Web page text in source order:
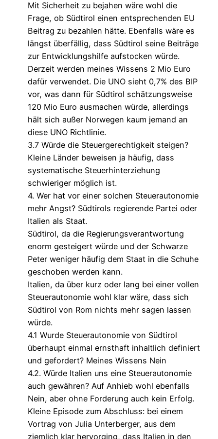
Mit Sicherheit zu bejahen wäre wohl die
Frage, ob Südtirol einen entsprechenden EU
Beitrag zu bezahlen hätte. Ebenfalls wäre es
längst überfällig, dass Südtirol seine Beiträge
zur Entwicklungshilfe aufstocken würde.
Derzeit werden meines Wissens 2 Mio Euro
dafür verwendet. Die UNO sieht 0,7% des BIP
vor, was dann für Südtirol schätzungsweise
120 Mio Euro ausmachen würde, allerdings
hält sich außer Norwegen kaum jemand an
diese UNO Richtlinie.
3.7 Würde die Steuergerechtigkeit steigen?
Kleine Länder beweisen ja häufig, dass
systematische Steuerhinterziehung
schwieriger möglich ist.
4. Wer hat vor einer solchen Steuerautonomie
mehr Angst? Südtirols regierende Partei oder
Italien als Staat.
Südtirol, da die Regierungsverantwortung
enorm gesteigert würde und der Schwarze
Peter weniger häufig dem Staat in die Schuhe
geschoben werden kann.
Italien, da über kurz oder lang bei einer vollen
Steuerautonomie wohl klar wäre, dass sich
Südtirol von Rom nichts mehr sagen lassen
würde.
4.1 Wurde Steuerautonomie von Südtirol
überhaupt einmal ernsthaft inhaltlich definiert
und gefordert? Meines Wissens Nein
4.2. Würde Italien uns eine Steuerautonomie
auch gewähren? Auf Anhieb wohl ebenfalls
Nein, aber ohne Forderung auch kein Erfolg.
Kleine Episode zum Abschluss: bei einem
Vortrag von Julia Unterberger, aus dem
ziemlich klar hervorging, dass Italien in den